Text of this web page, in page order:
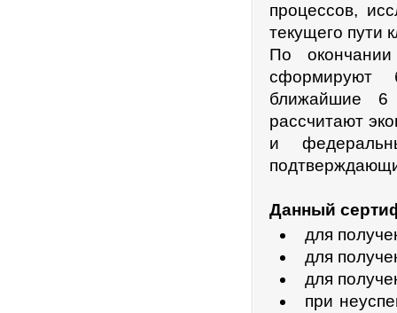
процессов,
текущего пути
По
сформируют
ближайшие 6
рассчитают
и
Данный
для
для
для
при